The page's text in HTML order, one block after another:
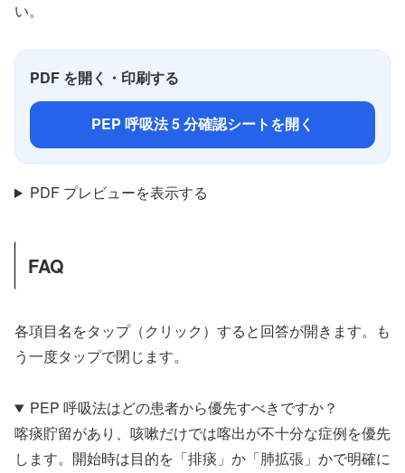
い。
PDF を開く・印刷する
PEP 呼吸法 5 分確認シートを開く
PDF プレビューを表示する
FAQ
各項目名をタップ（クリック）すると回答が開きます。も
う一度タップで閉じます。
PEP 呼吸法はどの患者から優先すべきですか？
喀痰貯留があり、咳嗽だけでは喀出が不十分な症例を優先
します。開始時は目的を「排痰」か「肺拡張」かで明確に